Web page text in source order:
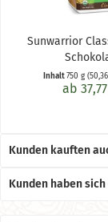
Sunwarrior
Inhalt750 g
ab
Kunden kauften
Kunden haben